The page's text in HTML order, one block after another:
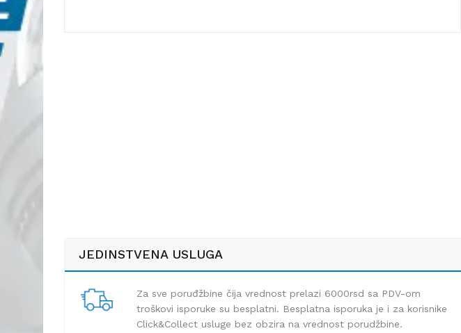
JEDINSTVENA USLUGA
Za sve poruđžbine čija vrednost prelazi 6000rsd sa PDV-om
troškovi isporuke su besplatni. Besplatna isporuka je i za korisnike
Click&Collect usluge bez obzira na vrednost porudžbine.